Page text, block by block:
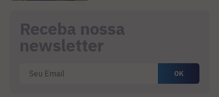
Receba nossa
newsletter